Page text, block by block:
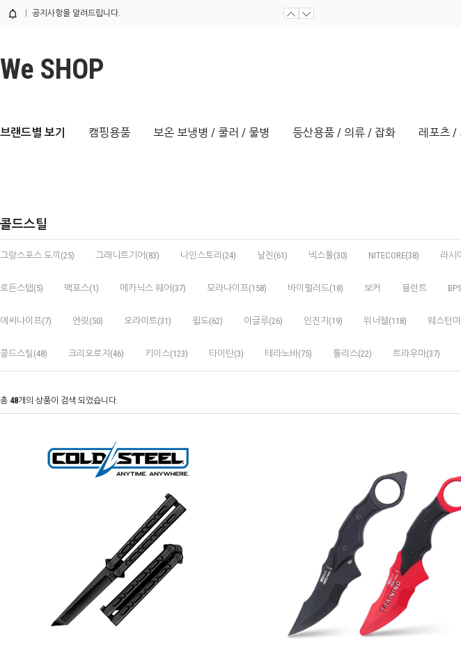
공지사항을 알려드립니다.
We SHOP
브랜드별 보기 캠핑용품 보온 보냉병 / 쿨러 / 물병 등산용품 / 의류 / 잡화 레포츠 /
콜드스틸
그랑스포스 도끼(25) 그래니트기어(83) 나인스토리(24) 날진(61) 넥스툴(30) NITECORE(38) 라시
로든스탭(5) 맥포스(1) 메카닉스 웨어(37) 모라나이프(158) 바이펄러드(18) 보커 블런트
에씨나이프(7) 엔릿(50) 오라이트(31) 윌도(62) 이글루(26) 인진지(19) 위너웰(118) 웨스턴
콜드스틸(48) 크리오로지(46) 키이스(123) 타이탄(3) 테라노바(75) 툴리스(22) 트라우마(37)
총 48개의 상품이 검색 되었습니다.